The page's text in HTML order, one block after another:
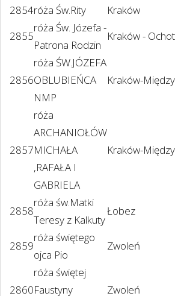
2854róża Św.Rity
Kraków
2855
róża Św. Józefa -
Patrona Rodzin
Kraków -
2856
róża ŚW.JÓZEFA
OBLUBIEŃCA
NMP
Kraków-
2857
róża
ARCHANIOŁÓW
MICHAŁA
,RAFAŁA I
GABRIELA
Kraków-
2858
róża św.Matki
Teresy z Kalkuty
Łobez
2859
róża świętego
ojca Pio
Zwoleń
2860
róża świętej
Faustyny
Zwoleń